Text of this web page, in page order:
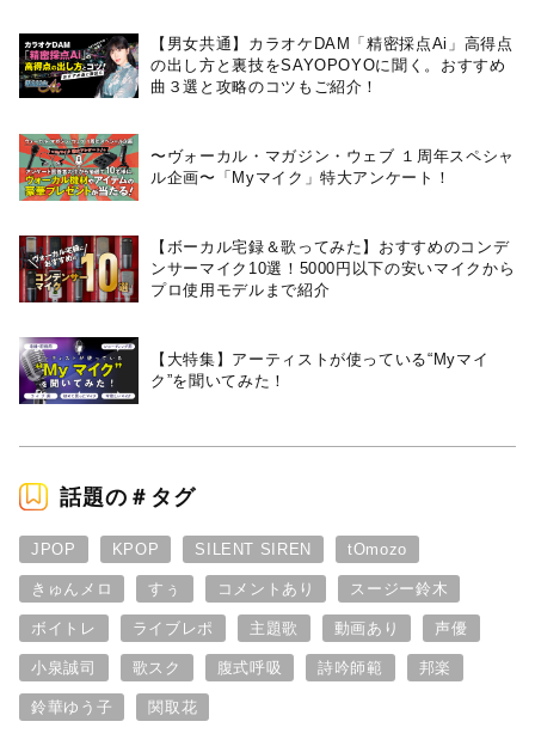
【男女共通】カラオケDAM「精密採点Ai」高得点
の出し方と裏技をSAYOPOYOに聞く。おすすめ
曲３選と攻略のコツもご紹介！
〜ヴォーカル・マガジン・ウェブ １周年スペシャ
ル企画〜「Myマイク」特大アンケート！
【ボーカル宅録＆歌ってみた】おすすめのコンデ
ンサーマイク10選！5000円以下の安いマイクから
プロ使用モデルまで紹介
【大特集】アーティストが使っている“Myマイ
ク”を聞いてみた！
話題の＃タグ
JPOP KPOP SILENT SIREN tOmozo
きゅんメロ すぅ コメントあり スージー鈴木
ボイトレ ライブレポ 主題歌 動画あり 声優
小泉誠司 歌スク 腹式呼吸 詩吟師範 邦楽
鈴華ゆう子 関取花